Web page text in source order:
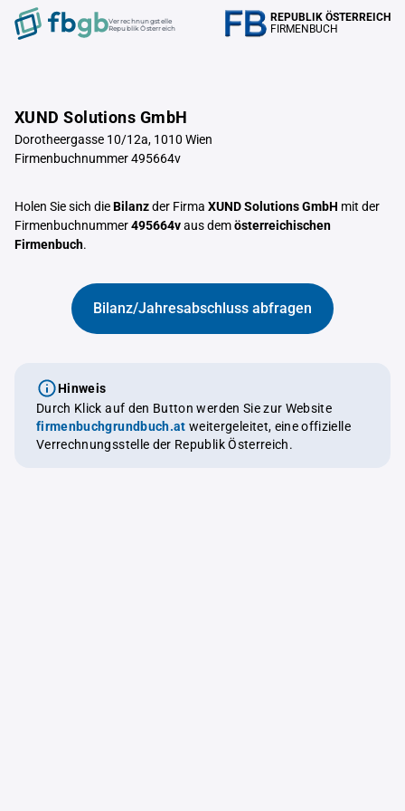
Verrechnungstelle
Republik Österreich
REPUBLIK ÖSTERREICH
FIRMENBUCH
XUND Solutions GmbH
Dorotheergasse 10/12a, 1010 Wien
Firmenbuchnummer 495664v
Holen Sie sich dieBilanzder Firma XUND Solutions GmbH mit der
Firmenbuchnummer495664vaus demösterreichischen
Firmenbuch.
Bilanz/Jahresabschluss abfragen
Hinweis
Durch Klick auf den Button werden Sie zur Website
firmenbuchgrundbuch.at weitergeleitet, eine offizielle
Verrechnungsstelle der Republik Österreich.